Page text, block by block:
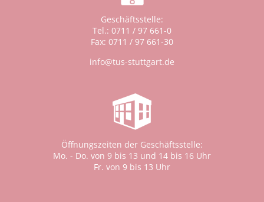
Geschäftsstelle:
Tel.: 0711 / 97 661-0
Fax: 0711 / 97 661-30
info@tus-stuttgart.de
Öffnungszeiten der Geschäftsstelle:
Mo. - Do. von 9 bis 13 und 14 bis 16 Uhr
Fr. von 9 bis 13 Uhr